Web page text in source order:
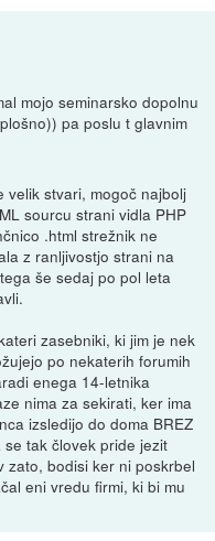
mojo seminarsko dopolnu
pa poslu t glavnim
velik stvari, mogoč najbolj
sourcu strani vidla PHP
.html strežnik ne
z ranljivostjo strani na
še sedaj po pol leta
zasebniki, ki jim je nek
po nekaterih forumih
enega 14-letnika
nima za sekirati, ker ima
izsledijo do doma BREZ
tak človek pride jezit
zato, bodisi ker ni poskrbel
eni vredu firmi, ki bi mu